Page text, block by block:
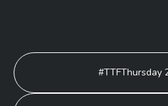
Bejegyzés
navigáció
#TTFThursday